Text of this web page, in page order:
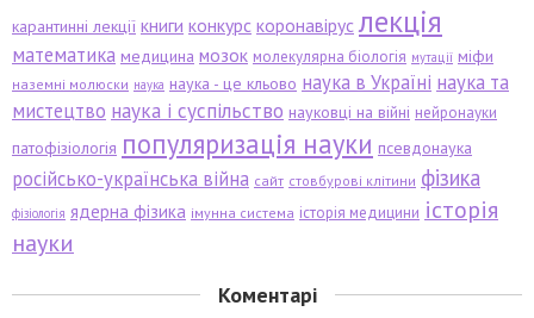
карантинні лекції книги конкурс коронавірус лекція
математика медицина мозок молекулярна біологія мутації міфи
наземні молюски наука наука - це кльово наука в Україні наука та
мистецтво наука і суспільство науковці на війні нейронауки
патофізіологія популяризація науки псевдонаука
російсько-українська війна сайт стовбурові клітини фізика
фізіологія ядерна фізика імунна система історія медицини історія
науки
Коментарі